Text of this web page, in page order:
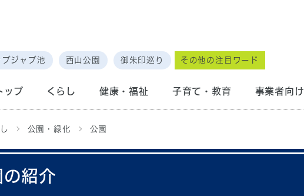
ブジャブ池 西山公園 御朱印巡り その他の注目ワード
ップ くらし 健康・福祉 子育て・教育 事業者向け
公園・緑化 公園
紹介